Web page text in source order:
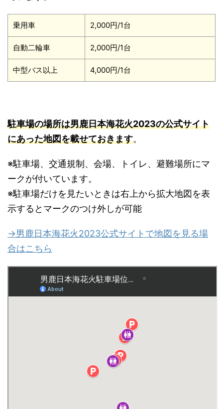
乗用車 2,000円/1台
自動二輪車 2,000円/1台
中型バス以上 4,000円/1台
駐車場の場所は男鹿日本海花火2023の公式サイト
にあった地図を載せておきます。
※駐車場、交通規制、会場、トイレ、避難場所にマ
ークが付いています。
※駐車場だけを見たいときは右上から拡大地図を表
示するとマークのつけ外しが可能
→男鹿日本海花火2023公式サイトで地図を見る場
合はこちら